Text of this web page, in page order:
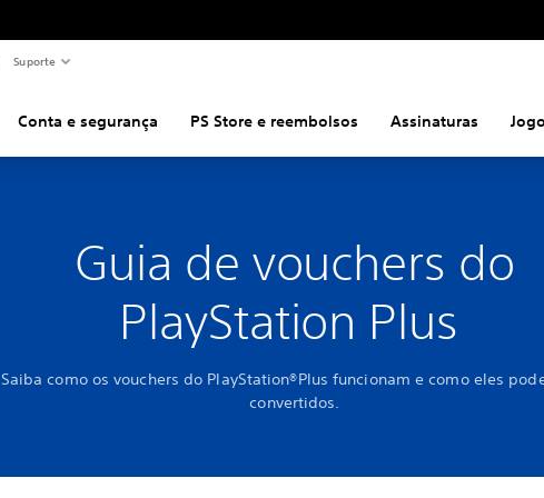
Suporte
Conta e segurança PS Store e reembolsos Assinaturas
Guia de vouchers do
PlayStation Plus
Saiba como os vouchers do PlayStation®Plus funcionam e como eles
convertidos.